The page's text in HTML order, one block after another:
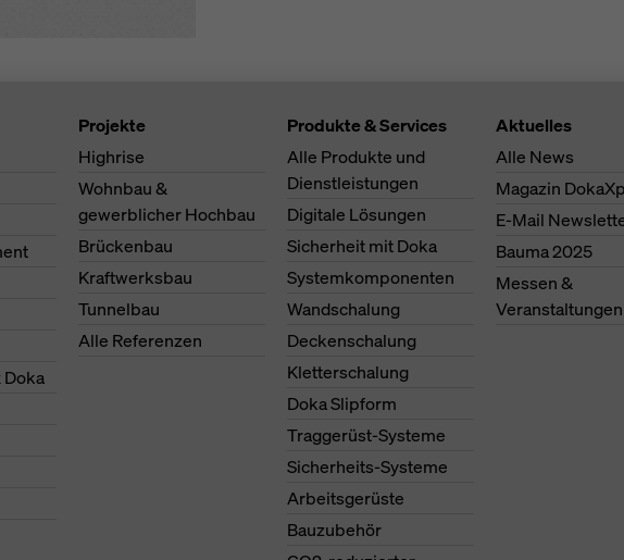
Projekte
Highrise
Wohnbau &
gewerblicher Hochbau
Brückenbau
Kraftwerksbau
Tunnelbau
Alle Referenzen
Produkte & Services
Alle Produkte und
Dienstleistungen
Digitale Lösungen
Sicherheit mit Doka
Systemkomponenten
Wandschalung
Deckenschalung
Kletterschalung
Doka Slipform
Traggerüst-Systeme
Sicherheits-Systeme
Arbeitsgerüste
Bauzubehör
Aktuelles
Alle News
Magazin
E-Mail
Bauma 2025
Messen &
Veranstaltungen